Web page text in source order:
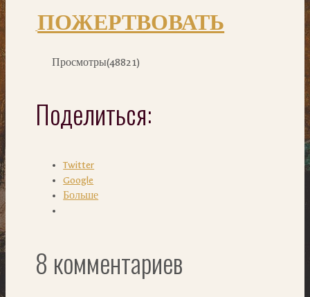
ПОЖЕРТВОВАТЬ
Просмотры(48821)
Поделиться:
Twitter
Google
Больше
8 комментариев